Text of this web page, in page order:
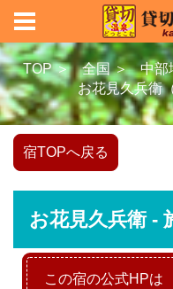
TOP ＞ 全国 ＞ 中部
お花見久兵衛
宿TOPへ戻る
お花見久兵衛 -
この宿の公式HPは